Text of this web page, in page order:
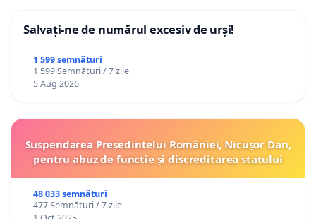
Salvați-ne de numărul excesiv de urși!
1 599 semnături
1 599 Semnături / 7 zile
5 Aug 2026
Suspendarea Președintelui României, Nicușor Dan,
pentru abuz de funcție și discreditarea statului
48 033 semnături
477 Semnături / 7 zile